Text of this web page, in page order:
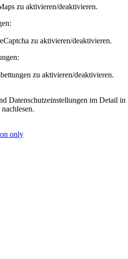
zu aktivieren/deaktivieren.
zu aktivieren/deaktivieren.
zu aktivieren/deaktivieren.
Datenschutzeinstellungen im Detail in
only